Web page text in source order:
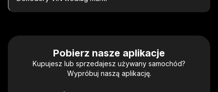
Pobierz nasze aplikacje
Kupujesz lub sprzedajesz używany samochód?
Wypróbuj naszą aplikację.